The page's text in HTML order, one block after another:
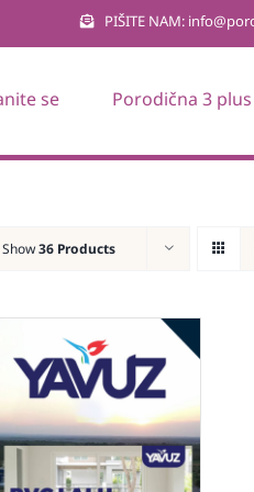
PIŠITE NAM:
se Porodična 3
Show36 Products